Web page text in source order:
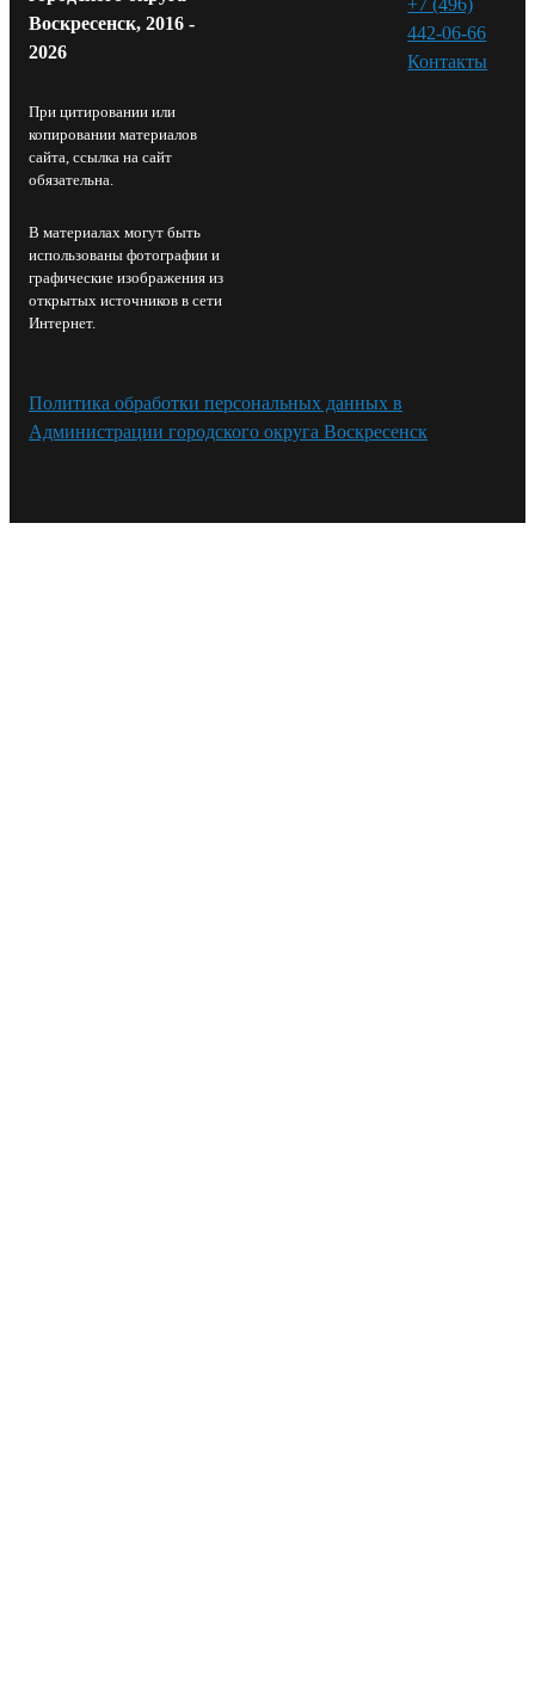
Воскресенск, 2016 -
2026
При цитировании или
копировании материалов
сайта, ссылка на сайт
обязательна.
В материалах могут быть
использованы фотографии и
графические изображения из
открытых источников в сети
Интернет.
442-06-66
Контакты⁠
Политика обработки персональных данных в
Администрации городского округа Воскресенск